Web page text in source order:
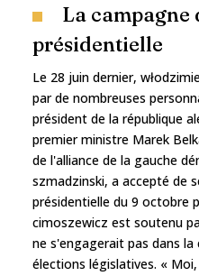
La campagne
présidentielle
Le 28 juin dernier,
par de nombreuses
président de la république
premier ministre Marek
de l'alliance de la gauche
szmadzinski, a accepté de
présidentielle du 9 octobre
cimoszewicz est soutenu
ne s'engagerait pas dans
élections législatives. «